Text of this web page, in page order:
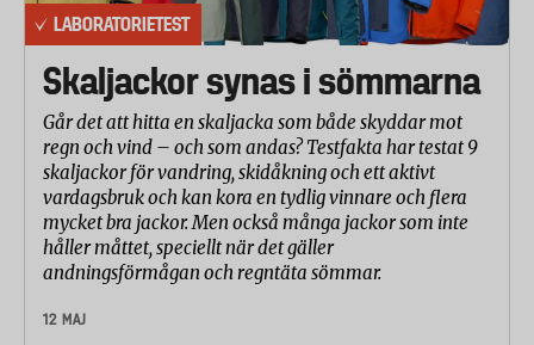
LABORATORIETEST
Skaljackor synas i sömmarna
Går det att hitta en skaljacka som både skyddar mot
regn och vind – och som andas? Testfakta har testat 9
skaljackor för vandring, skidåkning och ett aktivt
vardagsbruk och kan kora en tydlig vinnare och flera
mycket bra jackor. Men också många jackor som inte
håller måttet, speciellt när det gäller
andningsförmågan och regntäta sömmar.
12 MAJ